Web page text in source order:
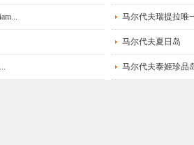
马尔代夫瑞提拉唯
马尔代夫夏日岛
马尔代夫泰姬珍品